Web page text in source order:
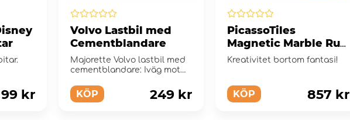
99 kr
Volvo Lastbil med
Cementblandare
Majorette Volvo lastbil med
cementblandare: Iväg mot
KÖP 249 kr
PicassoTiles
Magnetic Marble Run
Set 150 Bitar
Kreativitet bortom fantasi!
KÖP 857 kr